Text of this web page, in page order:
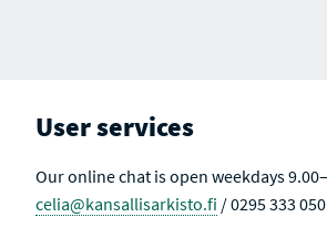
User services
Our online chat is open weekdays
celia@kansallisarkisto.fi / 0295 333